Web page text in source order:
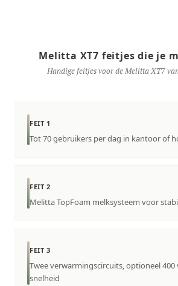
Melitta XT7 feitjes die je
Handige feitjes voor de Melitta XT7
FEIT 1
Tot 70 gebruikers per dag in kantoor of
FEIT 2
Melitta TopFoam melksysteem voor
FEIT 3
Twee verwarmingscircuits, optioneel
snelheid